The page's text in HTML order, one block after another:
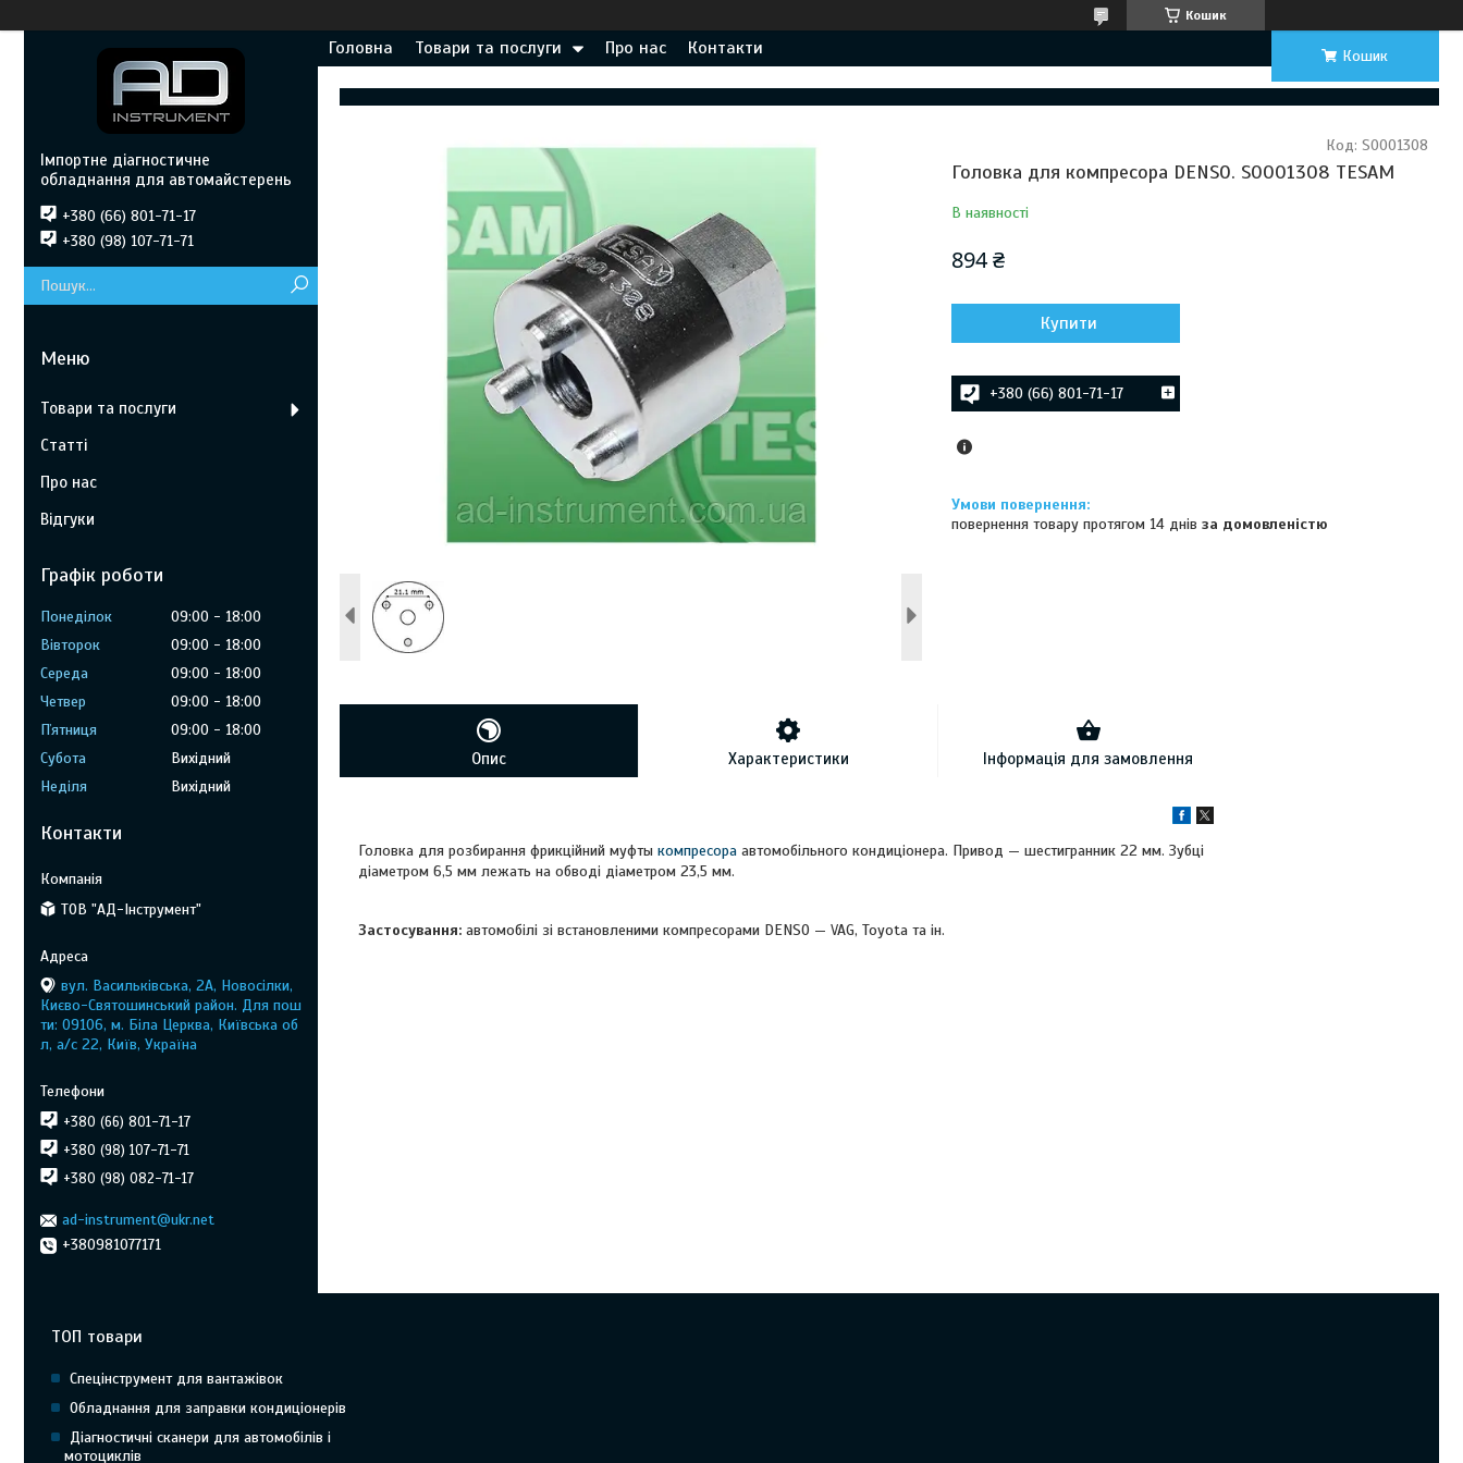
Кошик
Головна Товари та послуги Про нас Контакти Кошик
Головка для компресора DENSO. S0001308 TESAM
В наявності
Код: S0001308
894 ₴
Купити
+380 (66) 801-71-17
повернення товару протягом 14 днівза домовленістю
Опис Характеристики Інформація для замовлення
Головка для розбирання фрикційний муфты компресора автомобільного кондиціонера. Привод — шестигранник 22 мм. Зубці
діаметром 6,5 мм лежать на обводі діаметром 23,5 мм.
Застосування: автомобілі зі встановленими компресорами DENSO — VAG, Toyota та ін.
Імпортне діагностичне
обладнання для автомайстерень
+380 (66) 801-71-17
+380 (98) 107-71-71
Товари та послуги
Статті
Про нас
Відгуки
Графік роботи
Понеділок 09:00
18:00
Вівторок
09:00
18:00
Середа
09:00
18:00
Четвер
09:00
18:00
Пʼятниця
09:00
18:00
Субота
Вихідний
Неділя
Вихідний
Контакти
ТОВ "АД-Інструмент"
вул. Васильківська, 2А, Новосілки,
Києво-Святошинський район. Для пош
ти: 09106, м. Біла Церква, Київська об
л, а/с 22, Київ, Україна
+380 (66) 801-71-17
+380 (98) 107-71-71
+380 (98) 082-71-17
ad-instrument@ukr.net
+380981077171
ТОП товари
Спецінструмент для вантажівок
Обладнання для заправки кондиціонерів
Діагностичні сканери для автомобілів і
мотоциклів